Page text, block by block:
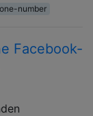
number
Facebook-